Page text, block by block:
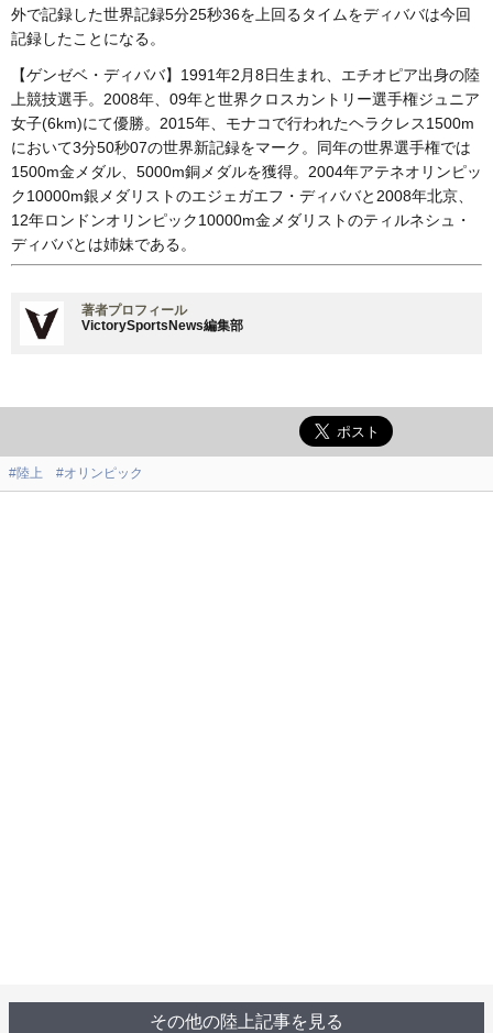
外で記録した世界記録5分25秒36を上回るタイムをディババは今回
記録したことになる。
【ゲンゼベ・ディババ】1991年2月8日生まれ、エチオピア出身の陸
上競技選手。2008年、09年と世界クロスカントリー選手権ジュニア
女子(6km)にて優勝。2015年、モナコで行われたヘラクレス1500m
において3分50秒07の世界新記録をマーク。同年の世界選手権では
1500m金メダル、5000m銅メダルを獲得。2004年アテネオリンピッ
ク10000m銀メダリストのエジェガエフ・ディババと2008年北京、
12年ロンドンオリンピック10000m金メダリストのティルネシュ・
ディババとは姉妹である。
著者プロフィール
VictorySportsNews編集部
#陸上 #オリンピック
その他の陸上記事を見る